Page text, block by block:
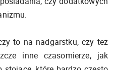
to na nadgarstku, czy też
inne czasomierze, jak